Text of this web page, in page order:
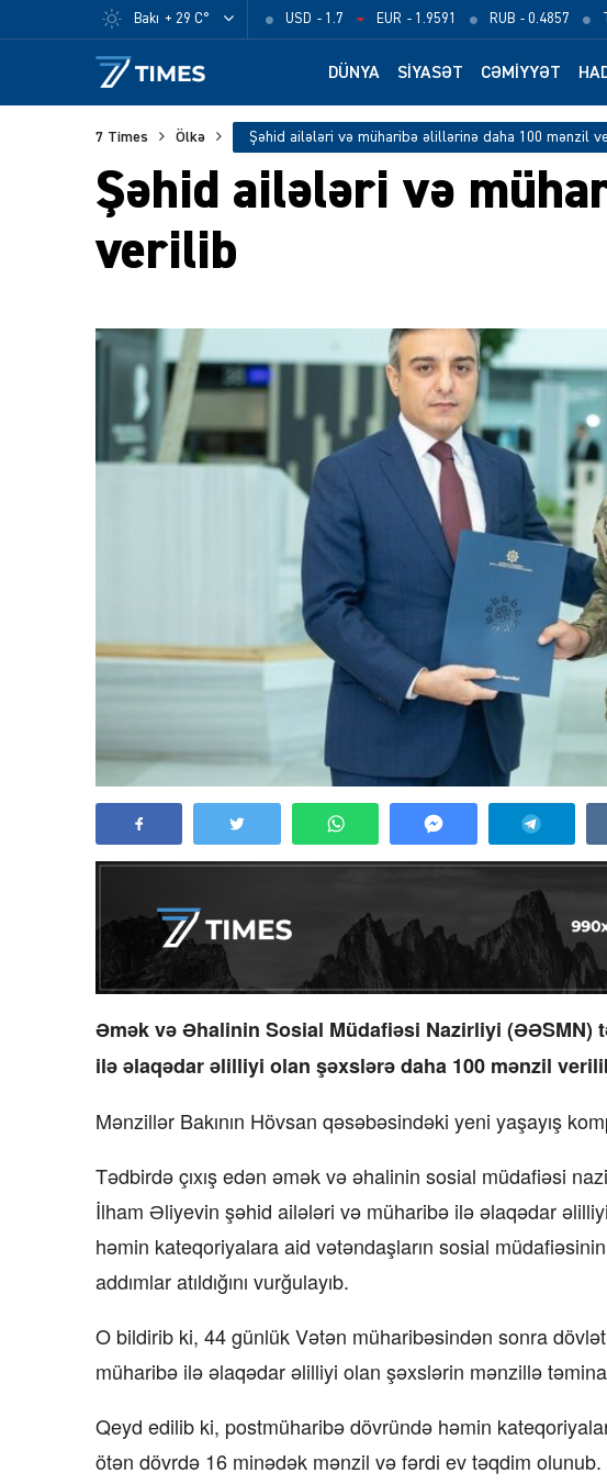
Bakı + 29 C° USD - 1.7 EUR - 1.9591 RUB - 0.4857
DÜNYA SIYASƏT CƏMIYYƏT
7 Times Ölkə
Şəhid ailələri və
verilib
Əmək və Əhalinin Sosial Müdafiəsi Nazirliyi (ƏƏSMN)
ilə əlaqədar əlilliyi olan şəxslərə daha 100 mənzil
Mənzillər Bakının Hövsan qəsəbəsindəki yeni yaşayış
Tədbirdə çıxış edən əmək və əhalinin sosial müdafiəsi
İlham Əliyevin şəhid ailələri və müharibə ilə əlaqədar
həmin kateqoriyalara aid vətəndaşların sosial
addımlar atıldığını vurğulayıb.
O bildirib ki, 44 günlük Vətən müharibəsindən sonra
müharibə ilə əlaqədar əlilliyi olan şəxslərin mənzillə
Qeyd edilib ki, postmüharibə dövründə həmin
ötən dövrdə 16 minədək mənzil və fərdi ev təqdim olunub.